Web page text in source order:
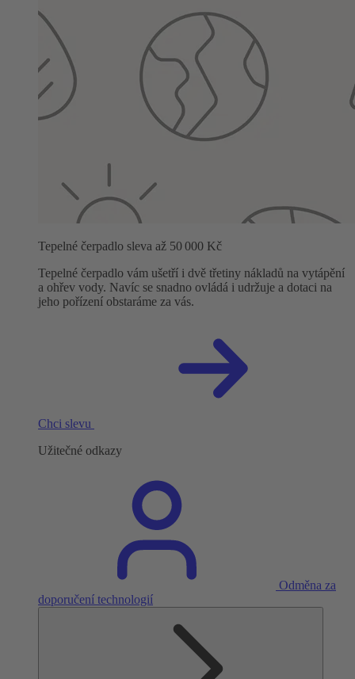
Tepelné čerpadlo sleva až 50 000 Kč
Tepelné čerpadlo vám ušetří i dvě třetiny nákladů na vytápění
a ohřev vody. Navíc se snadno ovládá i udržuje a dotaci na
jeho pořízení obstaráme za vás.
Chci slevu
Užitečné odkazy
Odměna za
doporučení technologií